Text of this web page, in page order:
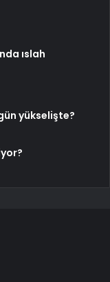
ıslah
yükselişte?